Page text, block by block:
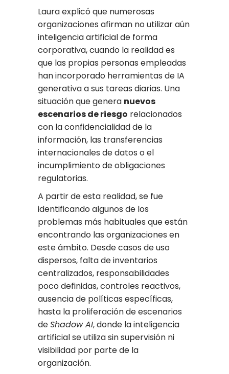
Laura explicó que numerosas
organizaciones afirman no utilizar aún
inteligencia artificial de forma
corporativa, cuando la realidad es
que las propias personas empleadas
han incorporado herramientas de IA
generativa a sus tareas diarias. Una
situación que genera nuevos
escenarios de riesgo relacionados
con la confidencialidad de la
información, las transferencias
internacionales de datos o el
incumplimiento de obligaciones
regulatorias.
A partir de esta realidad, se fue
identificando algunos de los
problemas más habituales que están
encontrando las organizaciones en
este ámbito. Desde casos de uso
dispersos, falta de inventarios
centralizados, responsabilidades
poco definidas, controles reactivos,
ausencia de políticas específicas,
hasta la proliferación de escenarios
deShadow AI, donde la inteligencia
artificial se utiliza sin supervisión ni
visibilidad por parte de la
organización.